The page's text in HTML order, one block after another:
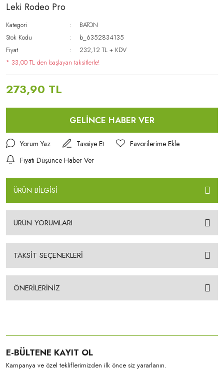
Leki Rodeo Pro
Kategori
BATON
Stok Kodu
b_6352834135
Fiyat
232,12 TL + KDV
* 33,00 TL den başlayan taksitlerle!
273,90 TL
GELİNCE HABER VER
Yorum Yaz
Tavsiye Et
Fiyatı Düşünce Haber Ver
ÜRÜN BİLGİSİ
ÜRÜN YORUMLARI
TAKSİT SEÇENEKLERİ
ÖNERİLERİNİZ
E-BÜLTENE KAYIT OL
Kampanya ve özel tekliflerimizden ilk önce siz yararlanın.